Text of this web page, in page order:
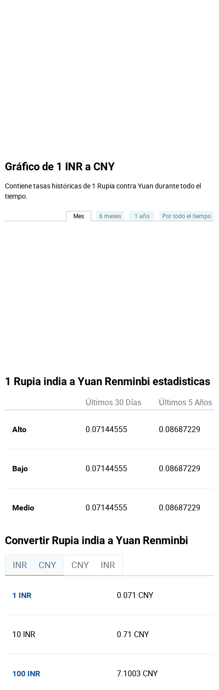
Gráfico de 1 INR a CNY
Contiene tasas históricas de 1 Rupia contra Yuan durante todo el
tiempo.
Mes 6 meses 1 año Por todo el tiempo
1 Rupia india a Yuan Renminbi estadisticas
Últimos 30 Días Últimos 5 Años
Alto 0.07144555 0.08687229
Bajo 0.07144555 0.08687229
Medio 0.07144555 0.08687229
Convertir Rupia india a Yuan Renminbi
INR CNY CNY INR
1 INR 0.071 CNY
10 INR 0.71 CNY
100 INR 7.1003 CNY